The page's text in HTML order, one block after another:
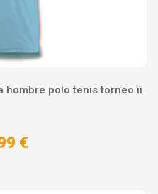
hombre polo tenis torneo ii
€